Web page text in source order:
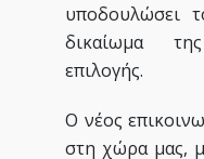
υποδουλώσει
δικαίωμα
επιλογής.
Ο νέος
στη χώρα μας,